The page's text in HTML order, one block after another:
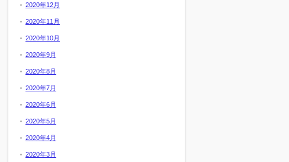
2020年12月
2020年11月
2020年10月
2020年9月
2020年8月
2020年7月
2020年6月
2020年5月
2020年4月
2020年3月